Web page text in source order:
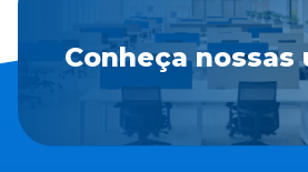
Conheça nossas